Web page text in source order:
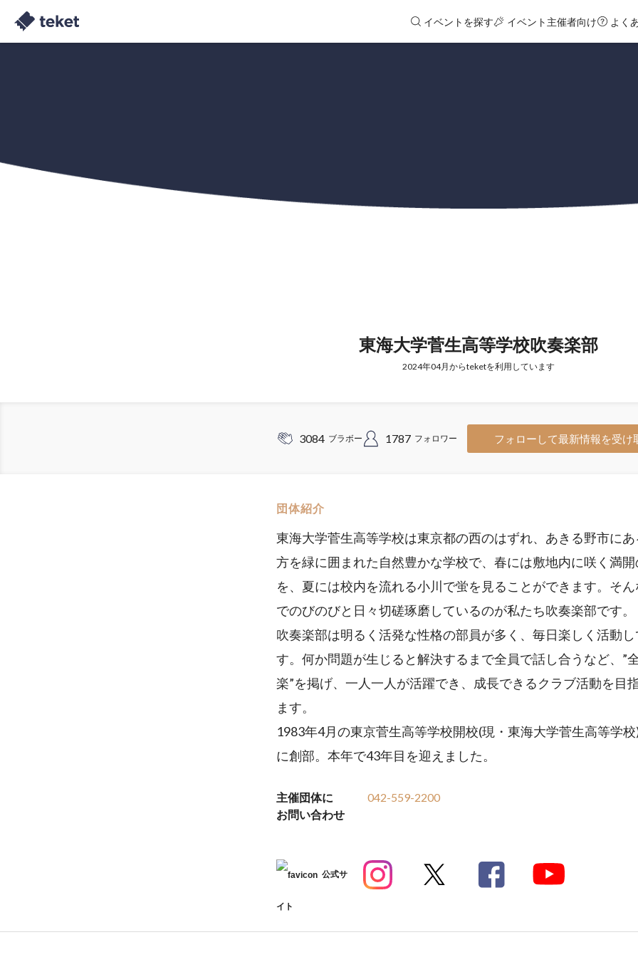
イベントを探す イベント主催者向け よく
東海大学菅生高等学校吹奏楽部
2024年04月からteketを利用しています
3084 ブラボー 1787 フォロワー フォローして最新情報を受け
団体紹介
東海大学菅生高等学校は東京都の西のはずれ、あきる野市に
方を緑に囲まれた自然豊かな学校で、春には敷地内に咲く満
を、夏には校内を流れる小川で蛍を見ることができます。そ
でのびのびと日々切磋琢磨しているのが私たち吹奏楽部です。
吹奏楽部は明るく活発な性格の部員が多く、毎日楽しく活動
す。何か問題が生じると解決するまで全員で話し合うなど、”
楽”を掲げ、一人一人が活躍でき、成長できるクラブ活動を目
ます。
1983年4月の東京菅生高等学校開校(現・東海大学菅生高等学
に創部。本年で43年目を迎えました。
主催団体に
お問い合わせ
042-559-2200
公式サ
イト